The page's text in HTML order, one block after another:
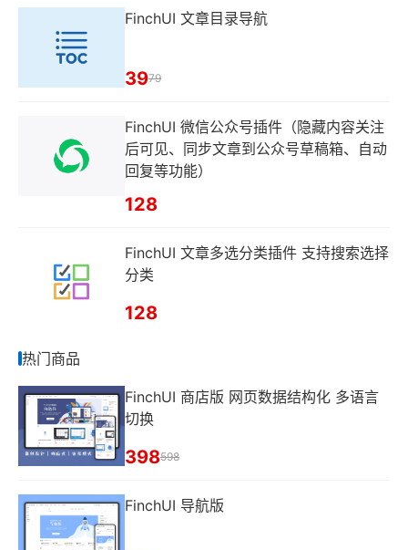
FinchUI 文章目录导航
3979
FinchUI 微信公众号插件（隐藏内容关注
后可见、同步文章到公众号草稿箱、自动
回复等功能）
128
FinchUI 文章多选分类插件 支持搜索选择
分类
128
热门商品
FinchUI 商店版 网页数据结构化 多语言
切换
398598
FinchUI 导航版